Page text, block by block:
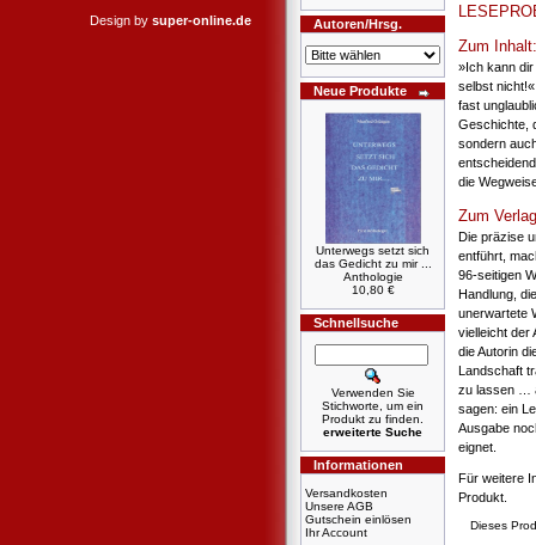
Design by super-online.de Autoren/Hrsg.
Neue Produkte
Unterwegs setzt sich
das Gedicht zu mir ...
Anthologie
10,80 €
Schnellsuche
Verwenden Sie
Stichworte, um ein
Produkt zu finden.
erweiterte Suche
Informationen
Versandkosten
Unsere AGB
Gutschein einlösen
Ihr Account
Zum Inhalt:
»Ich kann
selbst
fast
Geschichte,
sondern
die
Zum
Die präzise
entführt,
96-seitigen
Handlung,
unerwartete
vielleicht der
die Autorin
Landschaft
zu lassen …
sagen: ein
Ausgabe
eignet.
Für weitere
Produkt.
Dieses